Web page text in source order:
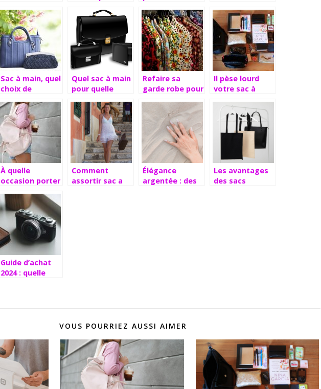
vestimentaire, y
a-t-il une règle
à suivre ?
sortie
erreur à éviter
Sac à main, quel
choix de
Quel sac à main
pour quelle
Refaire sa
garde robe pour
de l’été qui
s’approche !
Il pèse lourd
votre sac à
À quelle
occasion porter
Comment
assortir sac a
Élégance
argentée : des
Les avantages
des sacs
Guide d’achat
2024 : quelle
VOUS POURRIEZ AUSSI AIMER